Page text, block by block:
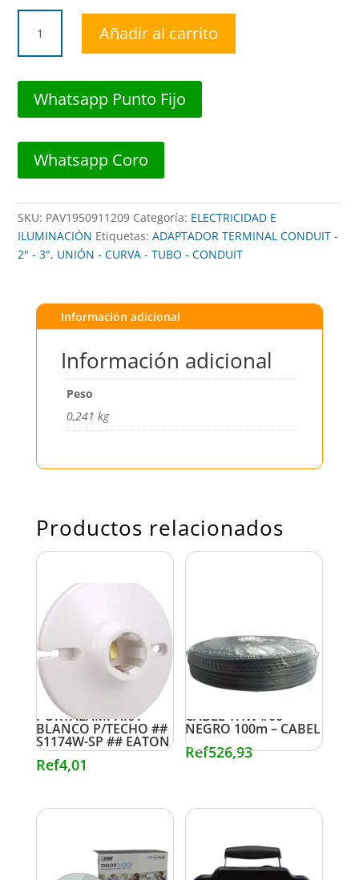
TERM.
CONDUIT
(CONECTOR)
PAVCO
cantidad
Añadir al carrito
Whatsapp Punto Fijo
Whatsapp Coro
SKU: PAV1950911209 Categoría: ELECTRICIDAD E
ILUMINACIÓN Etiquetas:ADAPTADOR TERMINAL CONDUIT -
2" - 3", UNIÓN - CURVA - TUBO - CONDUIT
Información adicional
Información adicional
Peso
0,241 kg
Productos relacionados
PORTALAMPARA
BLANCO P/TECHO ##
S1174W-SP ## EATON
Ref4,01
CABLE THW #06
NEGRO 100m – CABEL
Ref526,93